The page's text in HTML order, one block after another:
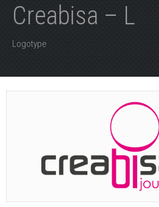
Creabisa – L
Logotype